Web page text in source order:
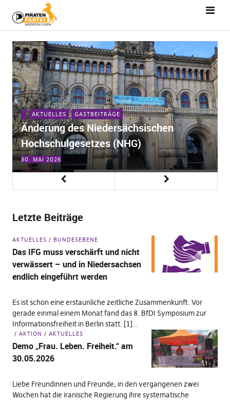
AKTUELLES GASTBEITRÄGE
Änderung des Niedersächsischen
Hochschulgesetzes (NHG)
30. MAI 2026
Letzte Beiträge
AKTUELLES BUNDESEBENE
Das IFG muss verschärft und nicht
verwässert – und in Niedersachsen
endlich eingeführt werden
Es ist schon eine erstaunliche zeitliche Zusammenkunft. Vor
gerade einmal einem Monat fand das 8. BfDI Symposium zur
Informationsfreiheit in Berlin statt. [1]…
AKTION AKTUELLES
Demo „Frau. Leben. Freiheit.“ am
30.05.2026
Liebe Freundinnen und Freunde, in den vergangenen zwei
Wochen hat die iranische Regierung ihre systematische